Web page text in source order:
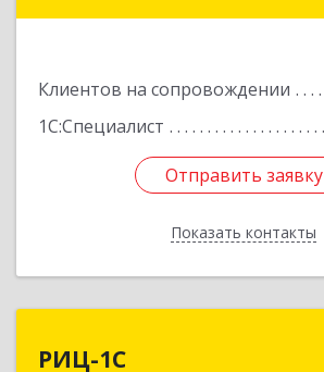
Клиентов на сопровождении
1С:Специалист
Отправить заявку
Показать контакты
Отправить заявку
Назад
РИЦ-1С